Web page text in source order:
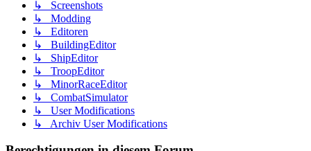
↳ Screenshots
↳ Modding
↳ Editoren
↳ BuildingEditor
↳ ShipEditor
↳ TroopEditor
↳ MinorRaceEditor
↳ CombatSimulator
↳ User Modifications
↳ Archiv User Modifications